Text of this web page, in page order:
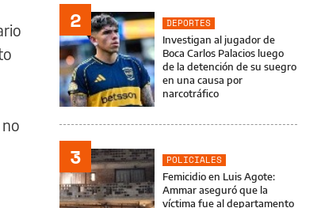
2
DEPORTES
Investigan al jugador de
Boca Carlos Palacios luego
de la detención de su suegro
en una causa por
narcotráfico
3
POLICIALES
Femicidio en Luis Agote:
Ammar aseguró que la
víctima fue al departamento